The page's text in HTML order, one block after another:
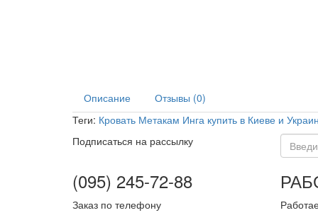
Описание
Отзывы (0)
Теги: Кровать Метакам Инга купить в Киеве и
Подписаться на рассылку
(095) 245-72-88
Заказ по телефону